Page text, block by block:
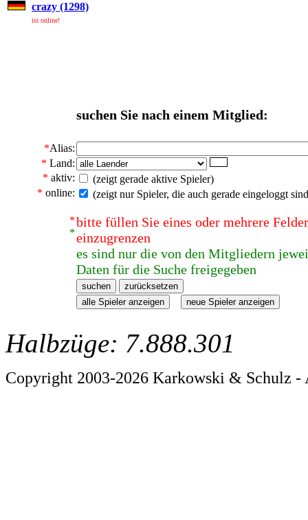
crazy (1298)
ist online!
suchen Sie nach einem Mitglied:
*Alias:
* Land:
* aktiv:
(zeigt gerade aktive Spieler)
* online: (zeigt nur Spieler, die auch gerade eingeloggt
*
*
bitte füllen Sie eines oder mehrere
einzugrenzen
es sind nur die von den Mitgliedern
Daten für die Suche freigegeben
Halbzüge: 7.888.301
Copyright 2003-2026 Karkowski & Schulz